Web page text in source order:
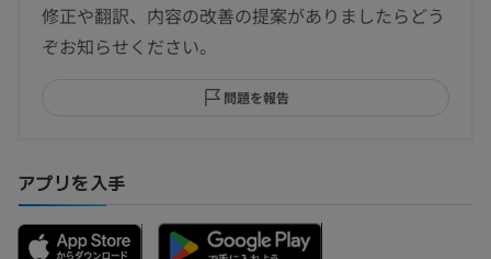
修正や翻訳、内容の改善の提案がありましたらどう
ぞお知らせください。
問題を報告
アプリを入手